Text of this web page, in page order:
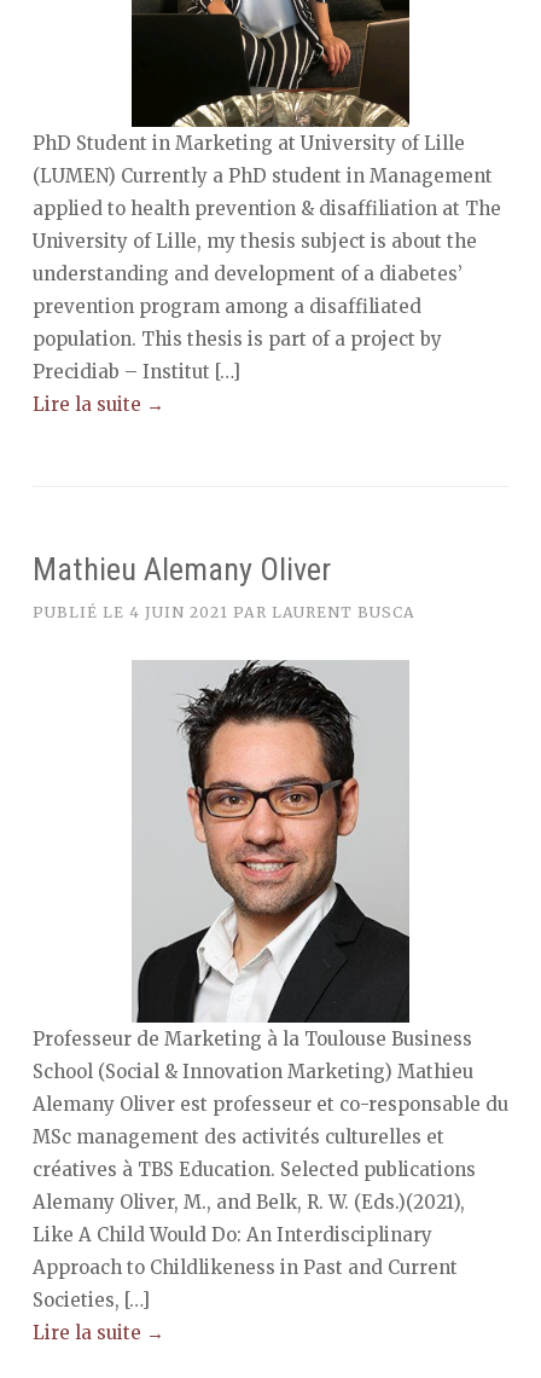
PhD Student in Marketing at University of Lille
(LUMEN) Currently a PhD student in Management
applied to health prevention & disaffiliation at The
University of Lille, my thesis subject is about the
understanding and development of a diabetes’
prevention program among a disaffiliated
population. This thesis is part of a project by
Precidiab – Institut […]
Lire la suite →
Mathieu Alemany Oliver
PUBLIÉ LE 4 JUIN 2021 PAR LAURENT BUSCA
Professeur de Marketing à la Toulouse Business
School (Social & Innovation Marketing) Mathieu
Alemany Oliver est professeur et co-responsable du
MSc management des activités culturelles et
créatives à TBS Education. Selected publications
Alemany Oliver, M., and Belk, R. W. (Eds.)(2021),
Like A Child Would Do: An Interdisciplinary
Approach to Childlikeness in Past and Current
Societies, […]
Lire la suite →